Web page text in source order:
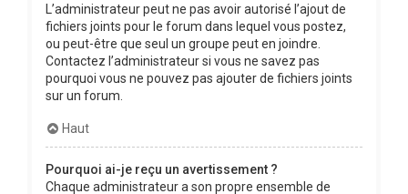
L’administrateur peut ne pas avoir autorisé l’ajout de
fichiers joints pour le forum dans lequel vous postez,
ou peut-être que seul un groupe peut en joindre.
Contactez l’administrateur si vous ne savez pas
pourquoi vous ne pouvez pas ajouter de fichiers joints
sur un forum.
Haut
Pourquoi ai-je reçu un avertissement ?
Chaque administrateur a son propre ensemble de